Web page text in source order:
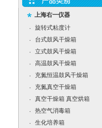
上海右一仪器
·
旋转式粘度计
·
台式鼓风干燥箱
·
立式鼓风干燥箱
·
高温鼓风干燥箱
·
充氮恒温鼓风干燥箱
·
充氮真空干燥箱
·
真空干燥箱 真空烘箱
·
热空气消毒箱
·
生化培养箱